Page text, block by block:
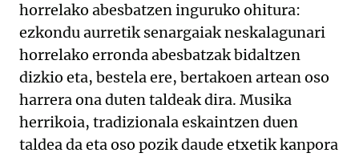
horrelako abesbatzen inguruko ohitura:
ezkondu aurretik senargaiak neskalagunari
horrelako erronda abesbatzak bidaltzen
dizkio eta, bestela ere, bertakoen artean oso
harrera ona duten taldeak dira. Musika
herrikoia, tradizionala eskaintzen duen
taldea da eta oso pozik daude etxetik kanpora